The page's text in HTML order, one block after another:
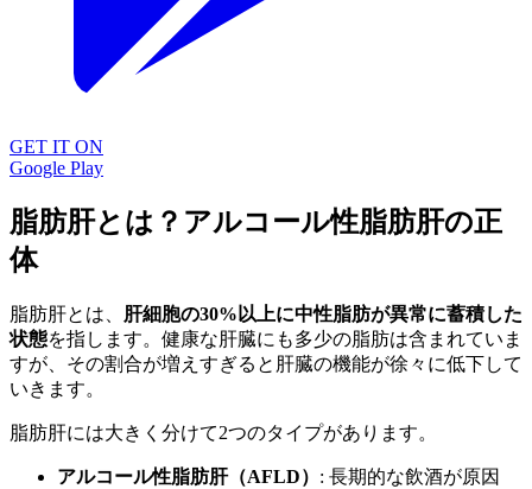
GET IT ON
Google Play
脂肪肝とは？アルコール性脂肪肝の正
体
脂肪肝とは、 肝細胞の30%以上に中性脂肪が異常に蓄積した
状態を指します。健康な肝臓にも多少の脂肪は含まれていま
すが、その割合が増えすぎると肝臓の機能が徐々に低下して
いきます。
脂肪肝には大きく分けて2つのタイプがあります。
アルコール性脂肪肝（AFLD） : 長期的な飲酒が原因